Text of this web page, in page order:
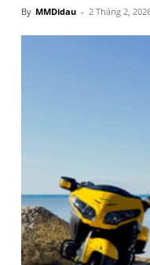
By MMDidau - 2 Tháng 2,